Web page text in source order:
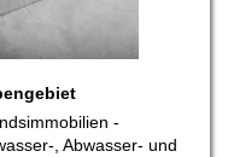
-
, Abwasser- und